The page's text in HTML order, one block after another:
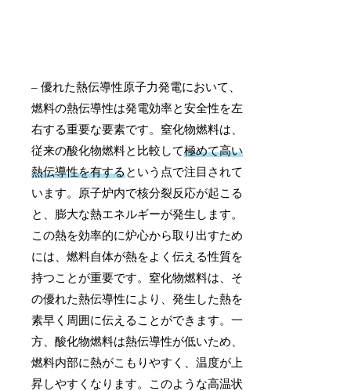
– 優れた熱伝導性原子力発電において、
燃料の熱伝導性は発電効率と安全性を左
右する重要な要素です。窒化物燃料は、
従来の酸化物燃料と比較して極めて高い
熱伝導性を有するという点で注目されて
います。原子炉内で核分裂反応が起こる
と、膨大な熱エネルギーが発生します。
この熱を効率的に炉心から取り出すため
には、燃料自体が熱をよく伝える性質を
持つことが重要です。窒化物燃料は、そ
の優れた熱伝導性により、発生した熱を
素早く周囲に伝えることができます。一
方、酸化物燃料は熱伝導性が低いため、
燃料内部に熱がこもりやすく、温度が上
昇しやすくなります。このような高温状